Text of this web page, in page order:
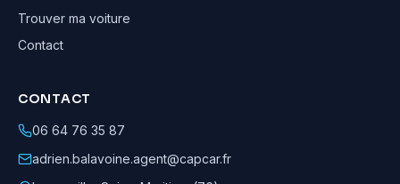
Trouver ma voiture
Contact
CONTACT
06 64 76 35 87
adrien.balavoine.agent@capcar.fr